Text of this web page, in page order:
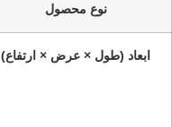
نوع محصول
ابعاد (طول × عرض × ارتفاع)